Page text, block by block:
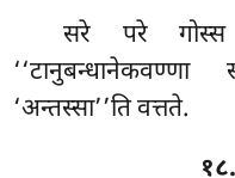
सरे परे
‘अन्तस्सा’’ति वत्तते.